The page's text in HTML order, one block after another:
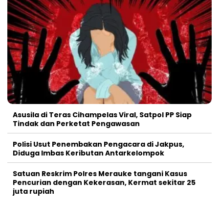
Asusila di Teras Cihampelas Viral, Satpol PP Siap
Tindak dan Perketat Pengawasan
Polisi Usut Penembakan Pengacara di Jakpus,
Diduga Imbas Keributan Antarkelompok
Satuan Reskrim Polres Merauke tangani Kasus
Pencurian dengan Kekerasan, Kermat sekitar 25
juta rupiah